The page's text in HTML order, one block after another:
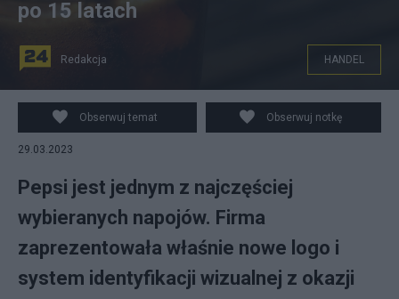
po 15 latach
Redakcja HANDEL
Obserwuj temat Obserwuj notkę
29.03.2023
Pepsi jest jednym z najczęściej
wybieranych napojów. Firma
zaprezentowała właśnie nowe logo i
system identyfikacji wizualnej z okazji